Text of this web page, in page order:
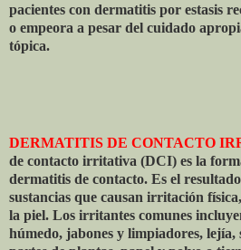
pacientes con dermatitis por estasis
o empeora a pesar del cuidado
tópica.
DERMATITIS DE CONTACTO
de contacto irritativa (DCI) es la
dermatitis de contacto. Es el
sustancias que causan irritación
la piel. Los irritantes comunes
húmedo, jabones y limpiadores, lejía,